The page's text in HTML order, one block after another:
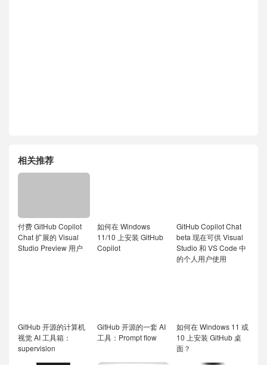
相关推荐
付费 GitHub Copilot
Chat 扩展的 Visual
Studio Preview 用户
如何在 Windows
11/10 上安装 GitHub
Copilot
GitHub Copilot Chat
beta 现在可供 Visual
Studio 和 VS Code 中
的个人用户使用
GitHub 开源的计算机
视觉 AI 工具箱：
supervision
GitHub 开源的一套 AI
工具：Prompt flow
如何在 Windows 11 或
10 上安装 GitHub 桌
面？